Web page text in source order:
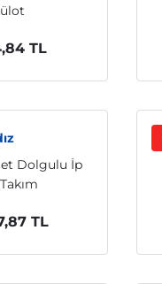
TL
Dolgulu İp
TL